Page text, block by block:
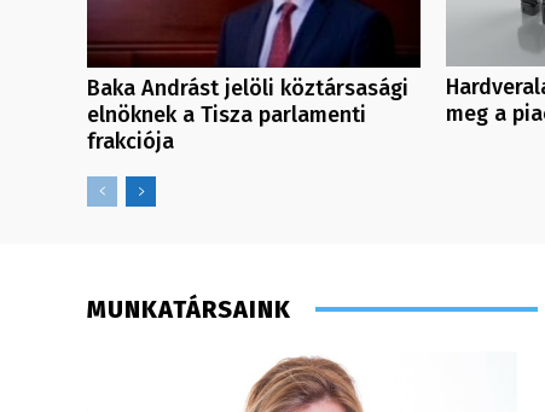
Baka Andrást jelöli köztársasági
elnöknek a Tisza parlamenti
frakciója
meg a
MUNKATÁRSAINK